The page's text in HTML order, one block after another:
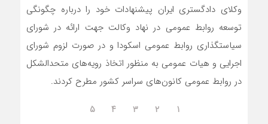
وکلای دادگستری ایران پیشنهادات خود را درباره چگونگی
توسعه روابط عمومی در نهاد وکالت جهت ارائه در شورای
سیاستگذاری روابط عمومی اسکودا و در صورت لزوم شورای
اجرایی و هیات عمومی به منظور اتخاذ رویه‌های متحدالشکل
در روابط عمومی کانون‌های سراسر کشور مطرح کردند.
۱ ۲ ۳ ۴ ۵